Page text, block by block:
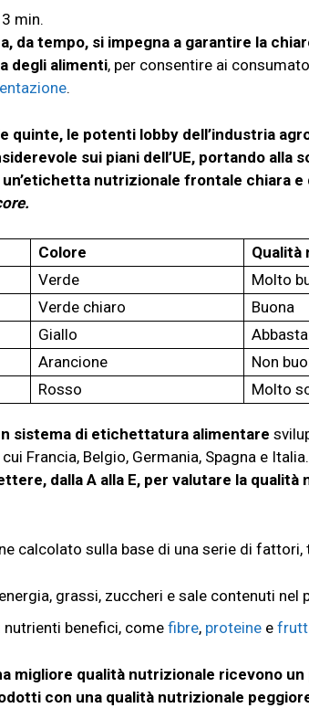
da tempo, si impegna a garantire la
degli alimenti, per consentire ai
.
quinte, le potenti lobby dell’industria
sui piani dell’UE, portando alla
un’etichetta nutrizionale frontale chiara
Colore
Qualità
Verde
Molto
Verde chiaro
Buona
Giallo
Arancione
Non
Rosso Molto
sistema di etichettatura alimentare
Francia, Belgio, Germania, Spagna e Italia.
dalla A alla E, per valutare la
calcolato sulla base di una serie di fattori,
grassi, zuccheri e sale contenuti nel
nutrienti benefici, come fibre, proteine e
migliore qualità nutrizionale ricevono
con una qualità nutrizionale